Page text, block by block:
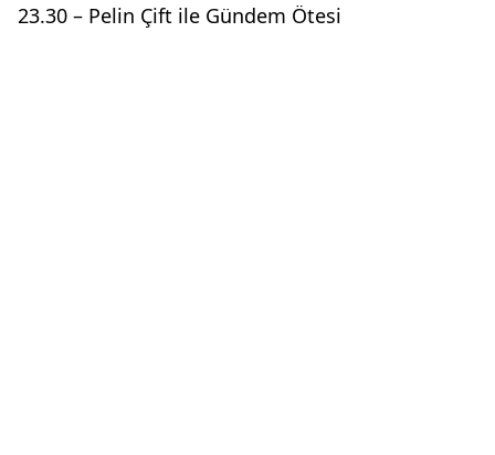
23.30 – Pelin Çift ile Gündem Ötesi